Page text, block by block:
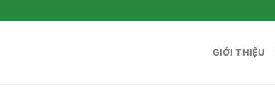
GIỚI THIỆU